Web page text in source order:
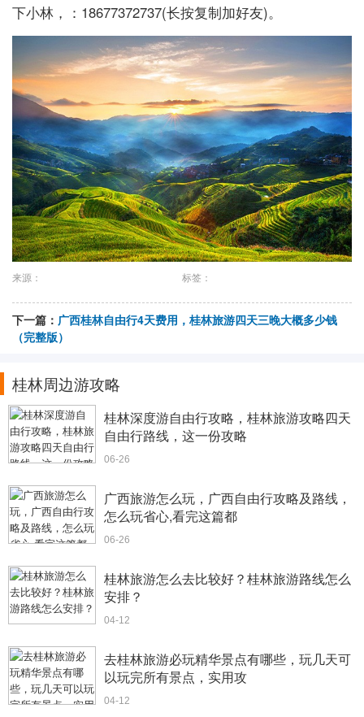
下小林，：18677372737(长按复制加好友)。
来源： 标签：
下一篇： 广西桂林自由行4天费用，桂林旅游四天三晚大概多少钱
（完整版）
桂林周边游攻略
桂林深度游自由行攻略，桂林旅游攻略四天
自由行路线，这一份攻略
06-26
广西旅游怎么玩，广西自由行攻略及路线，
怎么玩省心,看完这篇都
06-26
桂林旅游怎么去比较好？桂林旅游路线怎么
安排？
04-12
去桂林旅游必玩精华景点有哪些，玩几天可
以玩完所有景点，实用攻
04-12